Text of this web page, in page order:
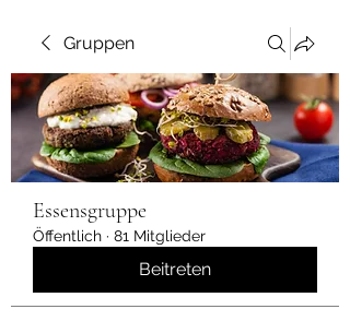
Gruppen
Essensgruppe
Öffentlich · 81 Mitglieder
Beitreten